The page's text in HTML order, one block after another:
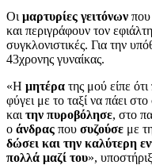
Οι μαρτυρίες γειτόνων που
και περιγράφουν τον
συγκλονιστικές. Για την
43χρονης γυναίκας.
«Η μητέρα της μού είπε
φύγει με το ταξί να πάει
και την πυροβόλησε, στο
ο άνδρας που συζούσε με
δώσει και την καλύτερη
πολλά μαζί του»,